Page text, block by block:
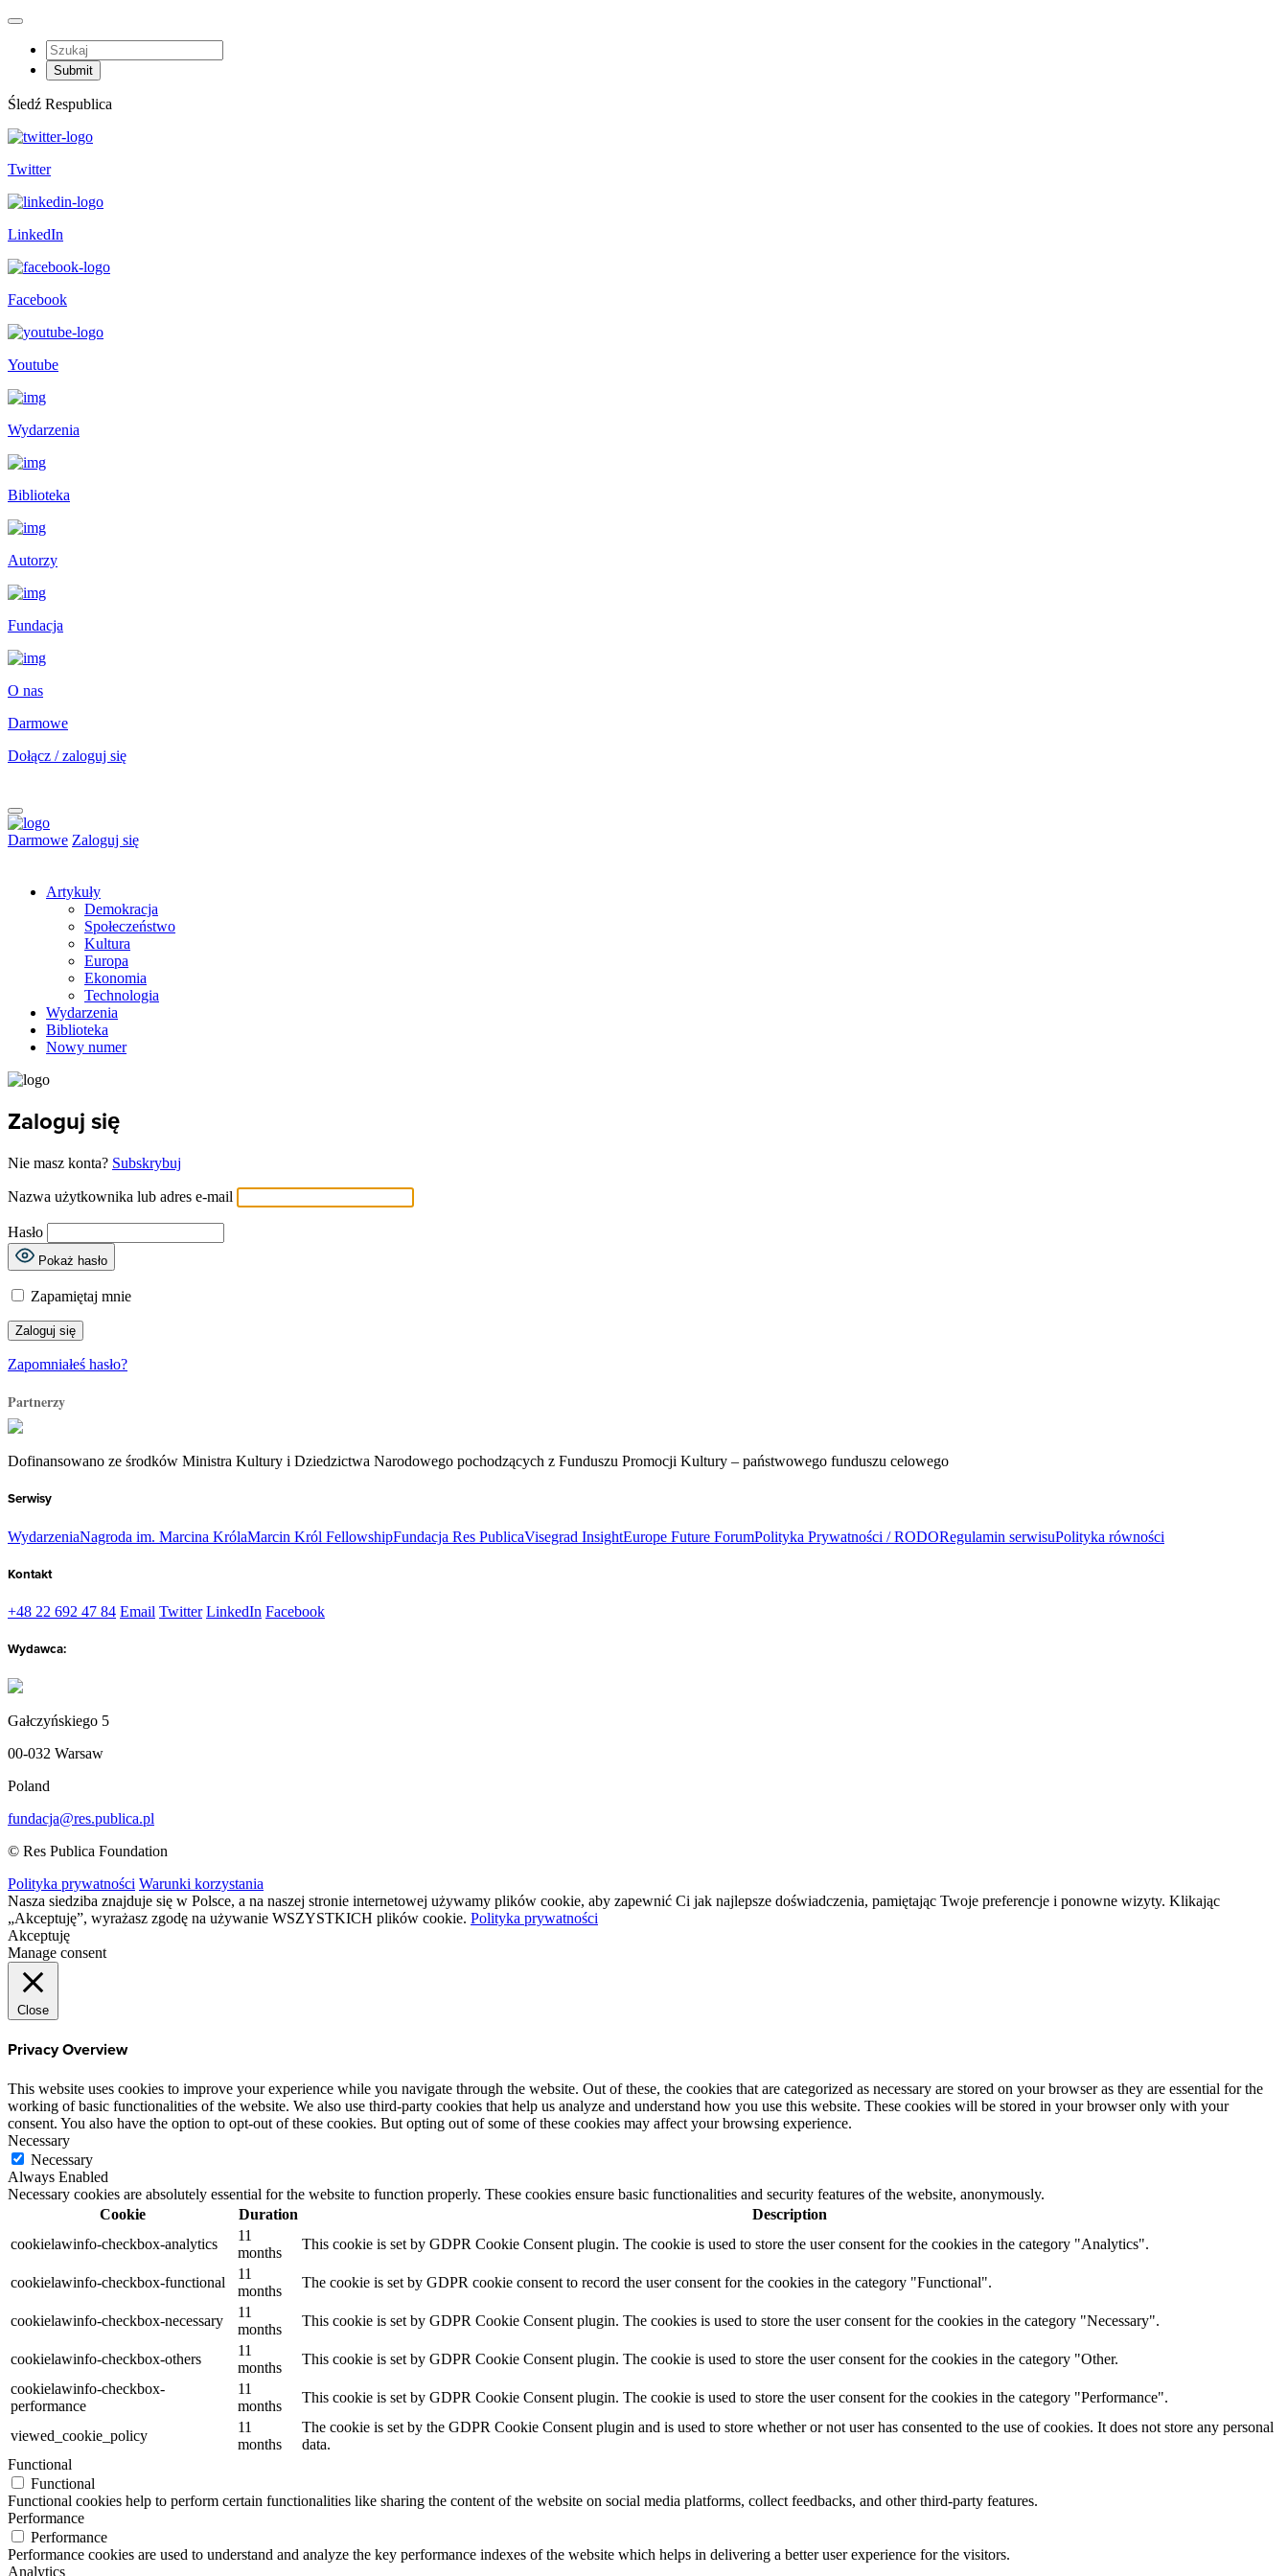
Śledź Respublica
Twitter
LinkedIn
Facebook
Youtube
Wydarzenia
Biblioteka
Autorzy
Fundacja
O nas
Darmowe
Dołącz / zaloguj się
Darmowe Zaloguj się
Artykuły
Demokracja
Społeczeństwo
Kultura
Europa
Ekonomia
Technologia
Wydarzenia
Biblioteka
Nowy numer
Zaloguj się
Nie masz konta? Subskrybuj
Nazwa użytkownika lub adres e-mail
Hasło
Pokaż hasło
Zapamiętaj mnie
Zapomniałeś hasło?
Partnerzy
Dofinansowano ze środków Ministra Kultury i Dziedzictwa Narodowego pochodzących z Funduszu Promocji Kultury – państwowego funduszu celowego
Serwisy
WydarzeniaNagroda im. Marcina KrólaMarcin Król FellowshipFundacja Res PublicaVisegrad InsightEurope Future ForumPolityka Prywatności / RODORegulamin serwisuPolityka równości
Kontakt
+48 22 692 47 84 Email Twitter LinkedIn Facebook
Wydawca:
Gałczyńskiego 5
00-032 Warsaw
Poland
fundacja@res.publica.pl
© Res Publica Foundation
Polityka prywatności Warunki korzystania
Nasza siedziba znajduje się w Polsce, a na naszej stronie internetowej używamy plików cookie, aby zapewnić Ci jak najlepsze doświadczenia, pamiętając Twoje preferencje i ponowne wizyty. Klikając
„Akceptuję”, wyrażasz zgodę na używanie WSZYSTKICH plików cookie. Polityka prywatności
Akceptuję
Manage consent
Close
Privacy Overview
This website uses cookies to improve your experience while you navigate through the website. Out of these, the cookies that are categorized as necessary are stored on your browser as they are essential for the
working of basic functionalities of the website. We also use third-party cookies that help us analyze and understand how you use this website. These cookies will be stored in your browser only with your
consent. You also have the option to opt-out of these cookies. But opting out of some of these cookies may affect your browsing experience.
Necessary
Necessary
Always Enabled
Necessary cookies are absolutely essential for the website to function properly. These cookies ensure basic functionalities and security features of the website, anonymously.
Cookie
Duration
Description
cookielawinfo-checkbox-analytics
11
months
This cookie is set by GDPR Cookie Consent plugin. The cookie is used to store the user consent for the cookies in the category "Analytics".
cookielawinfo-checkbox-functional
11
months
The cookie is set by GDPR cookie consent to record the user consent for the cookies in the category "Functional".
cookielawinfo-checkbox-necessary
11
months
This cookie is set by GDPR Cookie Consent plugin. The cookies is used to store the user consent for the cookies in the category "Necessary".
cookielawinfo-checkbox-others
11
months
This cookie is set by GDPR Cookie Consent plugin. The cookie is used to store the user consent for the cookies in the category "Other.
cookielawinfo-checkbox-
performance
11
months
This cookie is set by GDPR Cookie Consent plugin. The cookie is used to store the user consent for the cookies in the category "Performance".
viewed_cookie_policy
11
months
The cookie is set by the GDPR Cookie Consent plugin and is used to store whether or not user has consented to the use of cookies. It does not store any personal
data.
Functional
Functional
Functional cookies help to perform certain functionalities like sharing the content of the website on social media platforms, collect feedbacks, and other third-party features.
Performance
Performance
Performance cookies are used to understand and analyze the key performance indexes of the website which helps in delivering a better user experience for the visitors.
Analytics